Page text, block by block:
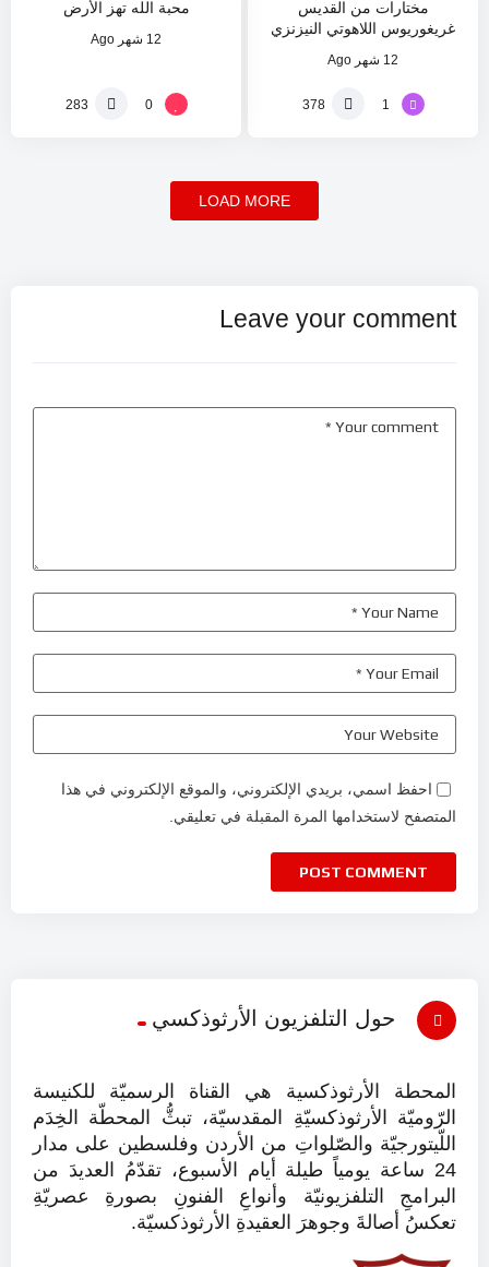
مختارات من القديس
غريغوريوس اللاهوتي النيزنزي
12 شهر Ago
1
378
محبة الله تهز الأرض
12 شهر Ago
0
283
LOAD MORE
Leave your comment
احفظ اسمي، بريدي الإلكتروني، والموقع الإلكتروني في هذا
المتصفح لاستخدامها المرة المقبلة في تعليقي.
حول التلفزيون الأرثوذكسي
المحطة الأرثوذكسية هي القناة الرسميّة للكنيسة
الرّوميّة الأرثوذكسيّةِ المقدسيّة، تبثُّ المحطّة الخِدَم
اللّيتورجيّة والصّلواتِ من الأردن وفلسطين على مدار
24 ساعة يومياً طيلة أيام الأسبوع، تقدّمُ العديدَ من
البرامجِ التلفزيونيّة وأنواعِ الفنونِ بصورةِ عصريّةِ
تعكسُ أصالةَ وجوهرَ العقيدةِ الأرثوذكسيّة.